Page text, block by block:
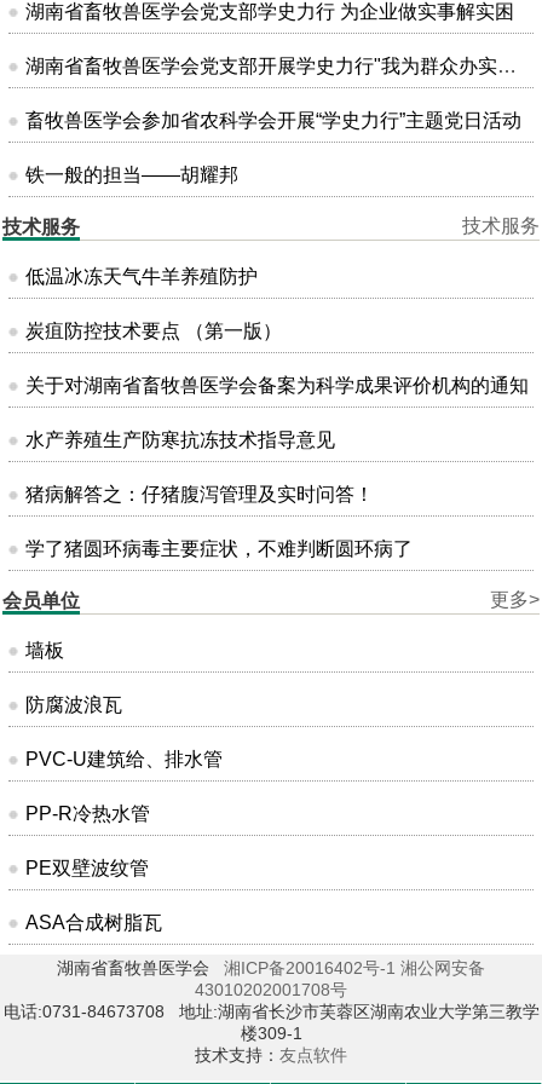
湖南省畜牧兽医学会党支部学史力行 为企业做实事解实困
湖南省畜牧兽医学会党支部开展学史力行"我为群众办实事"主题党日活动
畜牧兽医学会参加省农科学会开展“学史力行”主题党日活动
铁一般的担当——胡耀邦
技术服务
技术服务
低温冰冻天气牛羊养殖防护
炭疽防控技术要点 （第一版）
关于对湖南省畜牧兽医学会备案为科学成果评价机构的通知
水产养殖生产防寒抗冻技术指导意见
猪病解答之：仔猪腹泻管理及实时问答！
学了猪圆环病毒主要症状，不难判断圆环病了
更多>
会员单位
墙板
防腐波浪瓦
PVC-U建筑给、排水管
PP-R冷热水管
PE双壁波纹管
ASA合成树脂瓦
湖南省畜牧兽医学会 湘ICP备20016402号-1 湘公网安备
43010202001708号
电话:0731-84673708 地址:湖南省长沙市芙蓉区湖南农业大学第三教学
楼309-1
技术支持： 友点软件